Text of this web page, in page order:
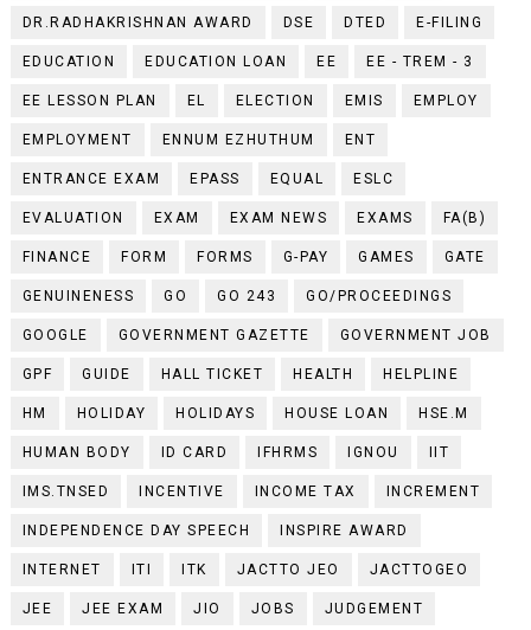
DR.RADHAKRISHNAN AWARD DSE DTED E-FILING
EDUCATION EDUCATION LOAN EE EE - TREM - 3
EE LESSON PLAN EL ELECTION EMIS EMPLOY
EMPLOYMENT ENNUM EZHUTHUM ENT
ENTRANCE EXAM EPASS EQUAL ESLC
EVALUATION EXAM EXAM NEWS EXAMS FA(B)
FINANCE FORM FORMS G-PAY GAMES GATE
GENUINENESS GO GO 243 GO/PROCEEDINGS
GOOGLE GOVERNMENT GAZETTE GOVERNMENT JOB
GPF GUIDE HALL TICKET HEALTH HELPLINE
HM HOLIDAY HOLIDAYS HOUSE LOAN HSE.M
HUMAN BODY ID CARD IFHRMS IGNOU IIT
IMS.TNSED INCENTIVE INCOME TAX INCREMENT
INDEPENDENCE DAY SPEECH INSPIRE AWARD
INTERNET ITI ITK JACTTO JEO JACTTOGEO
JEE JEE EXAM JIO JOBS JUDGEMENT